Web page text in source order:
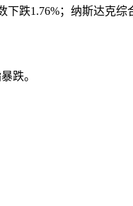
下跌1.76%；纳斯达克综
跌。